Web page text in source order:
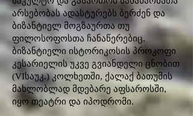
არსებობას ადასტურებს ბერძენ და
ბიზანტიელ მოგზაურთა თუ
ფილოსოფოსთა ჩანაწერებიც.
ბიზანტიელი ისტორიკოსის პროკოფი
კესარიელის უკვე გვიანდელი ცნობით
(VIსაუკ.) კოლხეთში, ქალაქ ბათუმის
მახლობლად მდებარე აფსაროსში,
იყო თეატრი და იპოდრომი.